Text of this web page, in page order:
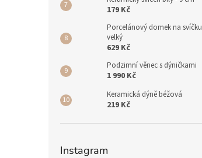
179 Kč
Porcelánový domek na svíčku
velký
629 Kč
Podzimní věnec s dýničkami
1 990 Kč
Keramická dýně béžová
219 Kč
Instagram